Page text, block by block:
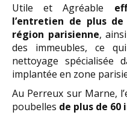
Utile et Agréable
l’entretien de plus
région parisienne,
des immeubles, ce
nettoyage spécialisée
implantée en zone
Au Perreux sur Marne,
poubelles de plus de 60